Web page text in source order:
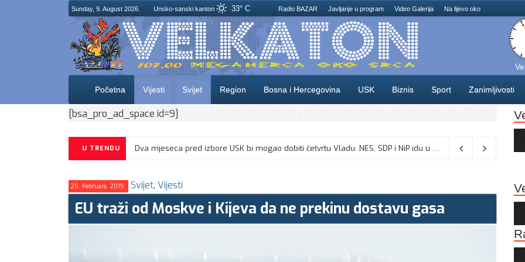
Sunday, 9. August 2026. Unsko-sanski kanton 33° C Radio BAZAR Javljanje u program Video Galerija Na lijevo oko
Početna Vijesti Svijet Region Bosna i Hercegovina USK Biznis Sport Zanimljivosti
[bsa_pro_ad_space id=9]
U TRENDU Dva mjeseca pred izbore USK bi mogao dobiti četvrtu Vladu: NES, SDP i NiP idu u opoziciju, sjednica u ponedjeljak?
Odlične vijesti za naše košarkaše! Nijedan NBA igrač iz Litvanije ne želi igrati protiv BiH 08/08/2026
25. Februara. 2015. Svijet, Vijesti
EU traži od Moskve i Kijeva da ne prekinu dostavu gasa